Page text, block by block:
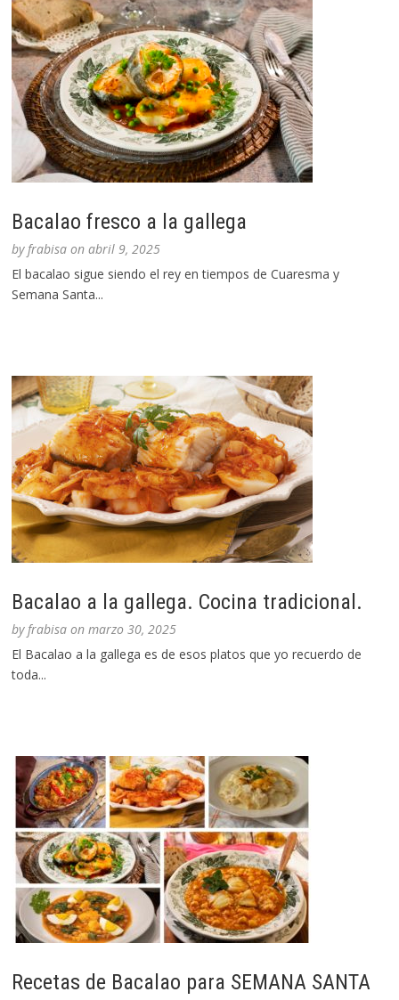
Bacalao fresco a la gallega
byfrabisa onabril 9, 2025
El bacalao sigue siendo el rey en tiempos de Cuaresma y
Semana Santa...
Bacalao a la gallega. Cocina tradicional.
byfrabisa onmarzo 30, 2025
El Bacalao a la gallega es de esos platos que yo recuerdo de
toda...
Recetas de Bacalao para SEMANA SANTA